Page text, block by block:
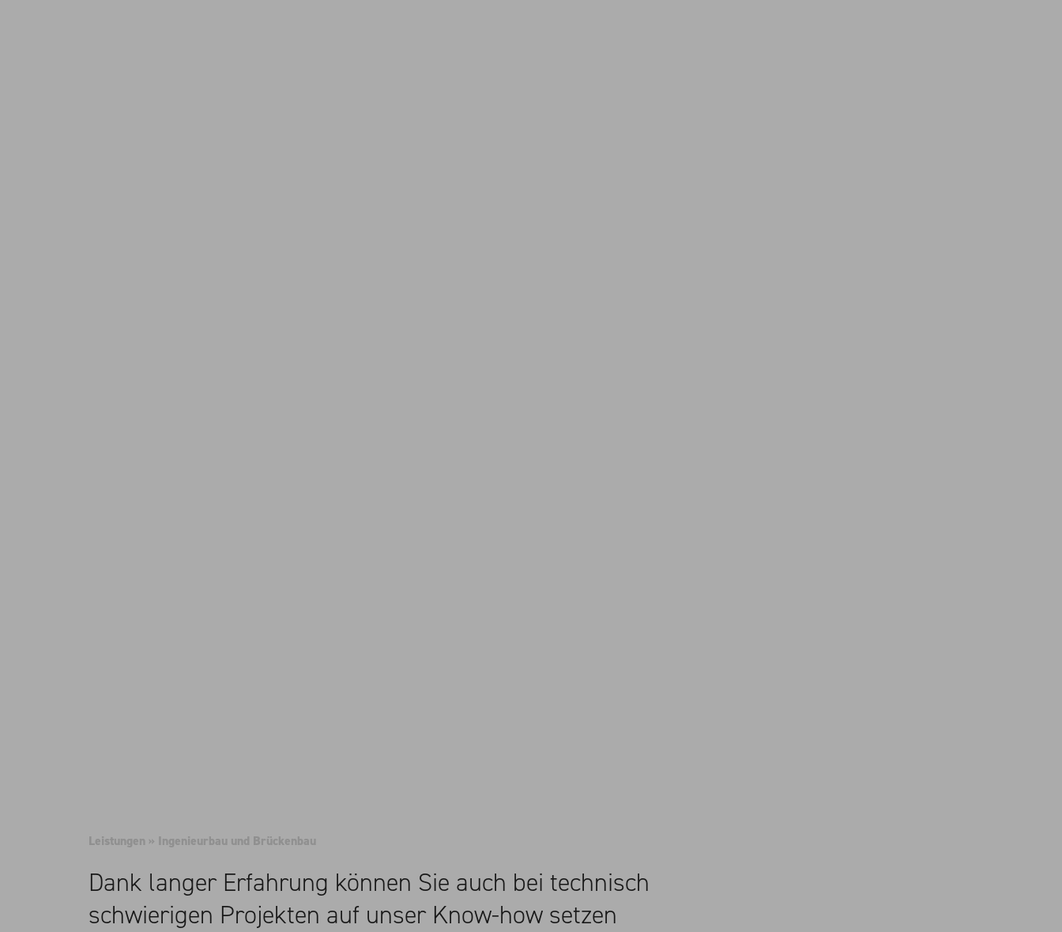
Leistungen » Ingenieurbau und Brückenbau
Dank langer Erfahrung können Sie auch bei technisch
schwierigen Projekten auf unser Know-how setzen